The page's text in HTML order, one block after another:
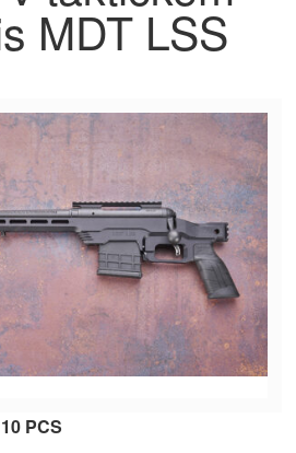
MDT LSS
PCS